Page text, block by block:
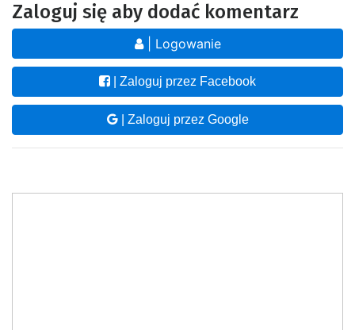
Zaloguj się aby dodać komentarz
| Logowanie
| Zaloguj przez Facebook
| Zaloguj przez Google